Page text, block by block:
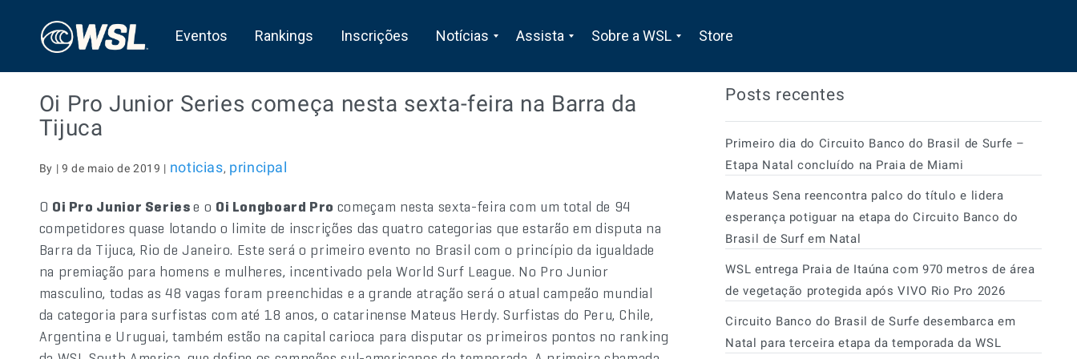
Eventos Rankings Inscrições Notícias Assista Sobre a WSL Store
Oi Pro Junior Series começa nesta sexta-feira na Barra da
Tijuca
By | 9 de maio de 2019 | noticias, principal
O Oi Pro Junior Seriese o Oi Longboard Pro começam nesta sexta-feira com um total de 94
competidores quase lotando o limite de inscrições das quatro categorias que estarão em disputa na
Barra da Tijuca, Rio de Janeiro. Este será o primeiro evento no Brasil com o princípio da igualdade
na premiação para homens e mulheres, incentivado pela World Surf League. No Pro Junior
masculino, todas as 48 vagas foram preenchidas e a grande atração será o atual campeão mundial
da categoria para surfistas com até 18 anos, o catarinense Mateus Herdy. Surfistas do Peru, Chile,
Argentina e Uruguai, também estão na capital carioca para disputar os primeiros pontos no ranking
Posts recentes
Primeiro dia do Circuito Banco do Brasil de Surfe –
Etapa Natal concluído na Praia de Miami
Mateus Sena reencontra palco do título e lidera
esperança potiguar na etapa do Circuito Banco do
Brasil de Surf em Natal
WSL entrega Praia de Itaúna com 970 metros de área
de vegetação protegida após VIVO Rio Pro 2026
Circuito Banco do Brasil de Surfe desembarca em
Natal para terceira etapa da temporada da WSL